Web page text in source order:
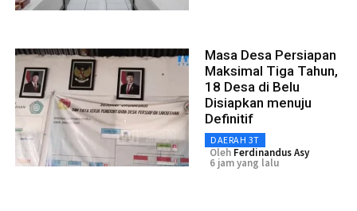
Masa Desa Persiapan
Maksimal Tiga Tahun,
18 Desa di Belu
Disiapkan menuju
Definitif
DAERAH 3T
Oleh Ferdinandus Asy
6 jam yang lalu